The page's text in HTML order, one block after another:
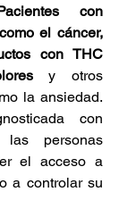
con
el cáncer,
con THC
y otros
la ansiedad.
con
personas
el acceso a
a controlar su